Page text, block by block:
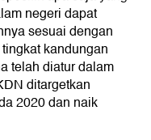
negeri dapat
sesuai dengan
kandungan
telah diatur dalam
ditargetkan
2020 dan naik